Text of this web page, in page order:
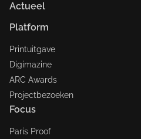
Actueel
Platform
Printuitgave
Digimazine
ARC Awards
Projectbezoeken
Focus
Paris Proof